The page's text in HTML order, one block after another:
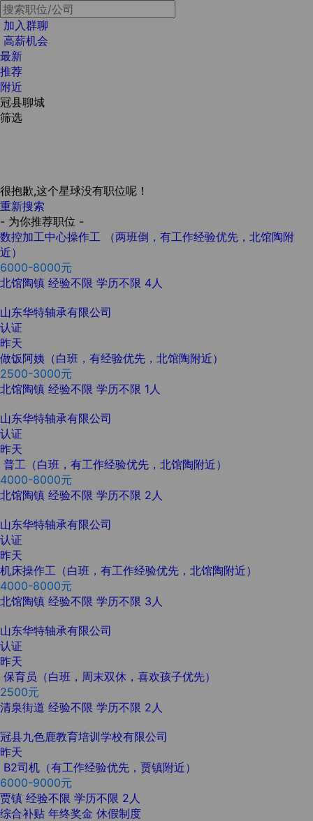
加入群聊
高薪机会
最新
推荐
附近
冠县聊城
筛选
很抱歉,这个星球没有职位呢！
重新搜索
- 为你推荐职位 -
数控加工中心操作工 （两班倒，有工作经验优先，北馆陶附
近）
6000-8000元
北馆陶镇 经验不限 学历不限 4人
山东华特轴承有限公司
认证
昨天
做饭阿姨（白班，有经验优先，北馆陶附近）
2500-3000元
北馆陶镇 经验不限 学历不限 1人
山东华特轴承有限公司
认证
昨天
普工（白班，有工作经验优先，北馆陶附近）
4000-8000元
北馆陶镇 经验不限 学历不限 2人
山东华特轴承有限公司
认证
昨天
机床操作工（白班，有工作经验优先，北馆陶附近）
4000-8000元
北馆陶镇 经验不限 学历不限 3人
山东华特轴承有限公司
认证
昨天
保育员（白班，周末双休，喜欢孩子优先）
2500元
清泉街道 经验不限 学历不限 2人
冠县九色鹿教育培训学校有限公司
昨天
B2司机（有工作经验优先，贾镇附近）
6000-9000元
贾镇 经验不限 学历不限 2人
综合补贴 年终奖金 休假制度